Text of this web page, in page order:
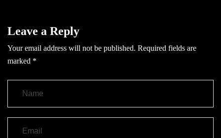
Leave a Reply
Your email address will not be published. Required fields are
marked *